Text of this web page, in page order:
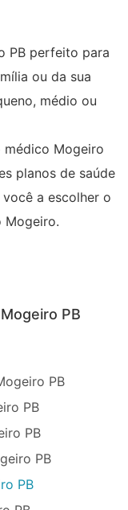
PB perfeito para
ou da sua
médio ou
médico Mogeiro
planos de saúde
a escolher o
Mogeiro.
PB
PB
PB
PB
PB
PB